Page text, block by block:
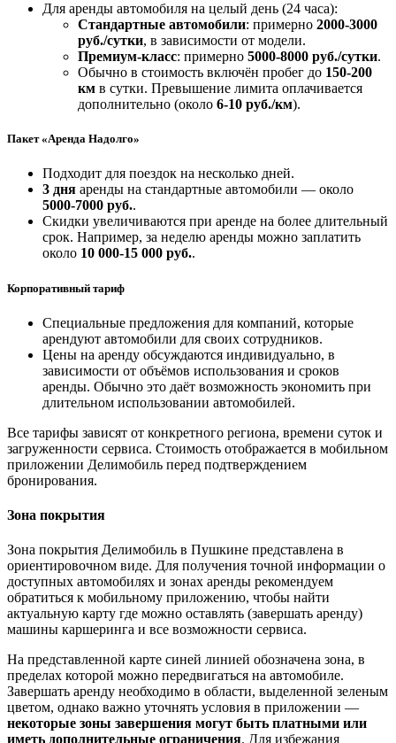
Для аренды автомобиля на целый день (24 часа):
Стандартные автомобили: примерно 2000-3000
руб./сутки, в зависимости от модели.
Премиум-класс: примерно 5000-8000 руб./сутки.
Обычно в стоимость включён пробег до 150-200
км в сутки. Превышение лимита оплачивается
дополнительно (около 6-10 руб./км).
Пакет «Аренда Надолго»
Подходит для поездок на несколько дней.
3 дня аренды на стандартные автомобили — около
5000-7000 руб..
Скидки увеличиваются при аренде на более длительный
срок. Например, за неделю аренды можно заплатить
около 10 000-15 000 руб..
Корпоративный тариф
Специальные предложения для компаний, которые
арендуют автомобили для своих сотрудников.
Цены на аренду обсуждаются индивидуально, в
зависимости от объёмов использования и сроков
аренды. Обычно это даёт возможность экономить при
длительном использовании автомобилей.
Все тарифы зависят от конкретного региона, времени суток и
загруженности сервиса. Стоимость отображается в мобильном
приложении Делимобиль перед подтверждением
бронирования.
Зона покрытия
Зона покрытия Делимобиль в Пушкине представлена в
ориентировочном виде. Для получения точной информации о
доступных автомобилях и зонах аренды рекомендуем
обратиться к мобильному приложению, чтобы найти
актуальную карту где можно оставлять (завершать аренду)
машины каршеринга и все возможности сервиса.
На представленной карте синей линией обозначена зона, в
пределах которой можно передвигаться на автомобиле.
Завершать аренду необходимо в области, выделенной зеленым
цветом, однако важно уточнять условия в приложении —
некоторые зоны завершения могут быть платными или
иметь дополнительные ограничения. Для избежания